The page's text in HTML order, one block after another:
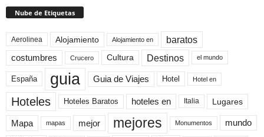
Nube de Etiquetas
Aerolinea Alojamiento Alojamiento en baratos
costumbres Crucero Cultura Destinos el mundo
España guia Guia de Viajes Hotel Hotel en
Hoteles Hoteles Baratos hoteles en Italia Lugares
Mapa mapas mejor mejores Monumentos mundo